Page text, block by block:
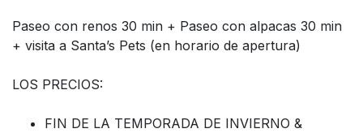
Paseo con renos 30 min + Paseo con alpacas 30 min
+ visita a Santa’s Pets (en horario de apertura)
LOS PRECIOS:
FIN DE LA TEMPORADA DE INVIERNO &